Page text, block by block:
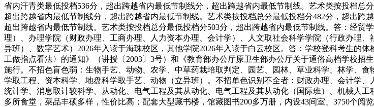
省内汗青类最低投档536分，超出跨越省内最低节制线分，超出跨越省内最低节制线。艺术类按投档总
超出跨越省内最低节制线分，超出跨越省内最低节制线。艺术类按投档总分最低投档分482分，超出跨
超出跨越省内最低节制线。艺术类按投档总分最低投档分503分，超出跨越省内最低节制线。答：经
理）、办理学院（财政办理、工商办理、人力资本办理、会计学）、人文取社会科学学院（行政办理
异班）、数字艺术）2026年入读于海珠校区，其他学院2026年入读于白云校区。答：学校登科考生的
工做指点看法〉的通知》（讲授〔2003〕3号）和《教育部办公厅原卫生部办公厅关于通俗高档学校
施行。不招色盲色弱：生物手艺、动物、农学、中草药栽培取判定、园艺、园林、草业科学、林学、
学取工程、资本科学、地盘科学取手艺、动物（立异班）。不招单色识别不全者：财政办理、会计学
统计学、消息取计较科学、从动化、电气工程及其从动化、电气工程及其从动化（国际班）、机械人
多所食堂，菜品丰硕多样，性价比高；配套大型藏书楼，馆藏图书200多万册，内设43间室、3750个